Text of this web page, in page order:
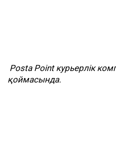
Posta Point курьерлік
қоймасында.